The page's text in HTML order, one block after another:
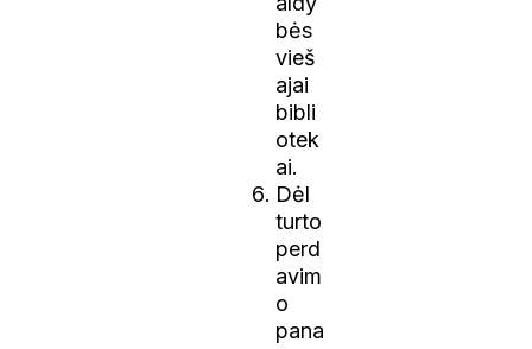
bės
vieš
ajai
bibli
otek
ai.
Dėl
turto
perd
avim
o
pana